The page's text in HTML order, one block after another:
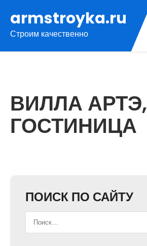
содержимому
armstroyka.ru
Строим качественно
ВИЛЛА АРТЭ,
ГОСТИНИЦА
ПОИСК ПО САЙТУ